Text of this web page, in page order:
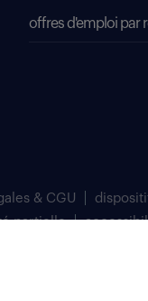
offres d'emploi par
& CGU
partielle